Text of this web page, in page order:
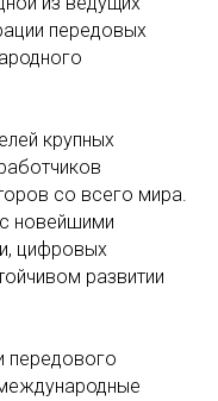
передовых
крупных
со всего мира.
новейшими
цифровых
развитии
передового